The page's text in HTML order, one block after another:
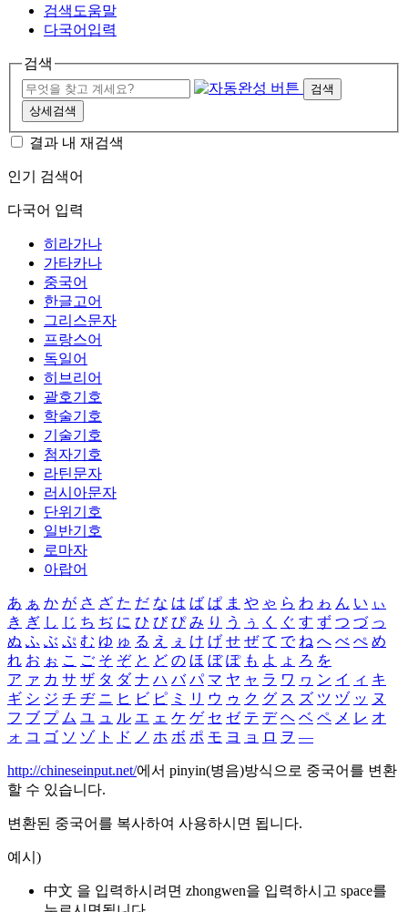
검색도움말
다국어입력
검색
검색
상세검색
결과 내 재검색
인기 검색어
다국어 입력
히라가나
가타카나
중국어
한글고어
그리스문자
프랑스어
독일어
히브리어
괄호기호
학술기호
기술기호
첨자기호
라틴문자
러시아문자
단위기호
일반기호
로마자
아랍어
あ ぁ か が さ ざ た だ な は ば ぱ ま や ゃ ら わ ゎ ん い ぃ
き ぎ し じ ち ぢ に ひ び ぴ み り う ぅ く ぐ す ず つ づ っ
ぬ ふ ぶ ぷ む ゆ ゅ る え ぇ け げ せ ぜ て で ね へ べ ぺ め
れ お ぉ こ ご そ ぞ と ど の ほ ぼ ぽ も よ ょ ろ を
ア ァ カ サ ザ タ ダ ナ ハ バ パ マ ヤ ャ ラ ワ ヮ ン イ ィ キ
ギ シ ジ チ ヂ ニ ヒ ビ ピ ミ リ ウ ゥ ク グ ス ズ ツ ヅ ッ ヌ
フ ブ プ ム ユ ュ ル エ ェ ケ ゲ セ ゼ テ デ ヘ ベ ペ メ レ オ
ォ コ ゴ ソ ゾ ト ド ノ ホ ボ ポ モ ヨ ョ ロ ヲ ―
http://chineseinput.net/에서 pinyin(병음)방식으로 중국어를 변환
할 수 있습니다.
변환된 중국어를 복사하여 사용하시면 됩니다.
예시)
中文 을 입력하시려면 zhongwen을 입력하시고 space를